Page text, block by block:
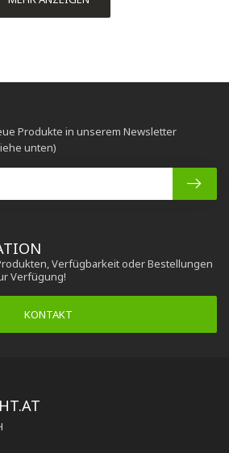
Verfügbarkeit oder Bestellungen
Verfügung!
KONTAKT
Produkte in unserem Newsletter
unten)